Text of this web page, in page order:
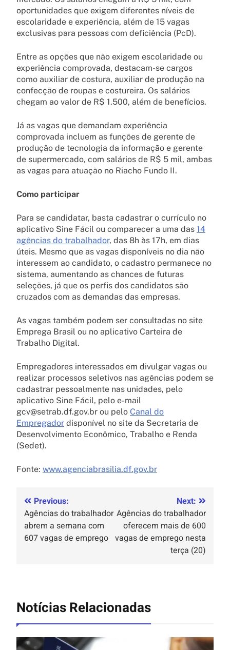
oportunidades que exigem diferentes níveis de
escolaridade e experiência, além de 15 vagas
exclusivas para pessoas com deficiência (PcD).
Entre as opções que não exigem escolaridade ou
experiência comprovada, destacam-se cargos
como auxiliar de costura, auxiliar de produção na
confecção de roupas e costureira. Os salários
chegam ao valor de R$ 1.500, além de benefícios.
Já as vagas que demandam experiência
comprovada incluem as funções de gerente de
produção de tecnologia da informação e gerente
de supermercado, com salários de R$ 5 mil, ambas
as vagas para atuação no Riacho Fundo II.
Como participar
Para se candidatar, basta cadastrar o currículo no
aplicativo Sine Fácil ou comparecer a uma das 14
agências do trabalhador, das 8h às 17h, em dias
úteis. Mesmo que as vagas disponíveis no dia não
interessem ao candidato, o cadastro permanece no
sistema, aumentando as chances de futuras
seleções, já que os perfis dos candidatos são
cruzados com as demandas das empresas.
As vagas também podem ser consultadas no site
Emprega Brasil ou no aplicativo Carteira de
Trabalho Digital.
Empregadores interessados em divulgar vagas ou
realizar processos seletivos nas agências podem se
cadastrar pessoalmente nas unidades, pelo
aplicativo Sine Fácil, pelo e-mail
gcv@setrab.df.gov.br ou pelo Canal do
Empregador disponível no site da Secretaria de
Desenvolvimento Econômico, Trabalho e Renda
(Sedet).
Fonte: www.agenciabrasilia.df.gov.br
Previous:
Agências do trabalhador
abrem a semana com
607 vagas de emprego
Next:
Agências do trabalhador
oferecem mais de 600
vagas de emprego nesta
terça (20)
Notícias Relacionadas